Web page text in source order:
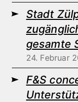
Stadt
gesamte
24. Februar
F&S